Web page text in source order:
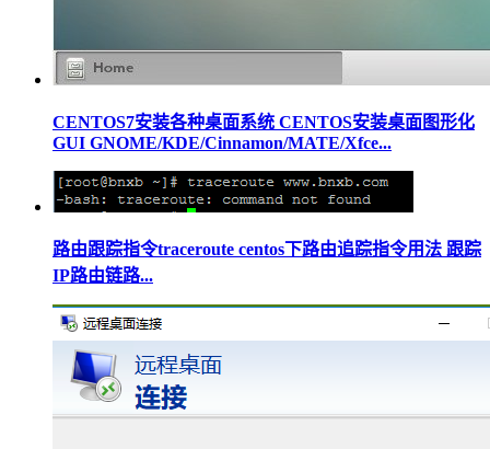
CENTOS7安装各种桌面系统 CENTOS安装桌面图形化
GUI GNOME/KDE/Cinnamon/MATE/Xfce...
路由跟踪指令traceroute centos下路由追踪指令用法 跟踪
IP路由链路...